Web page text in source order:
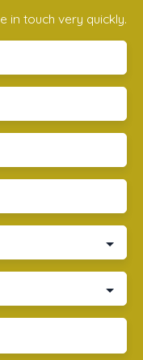
in touch very quickly.